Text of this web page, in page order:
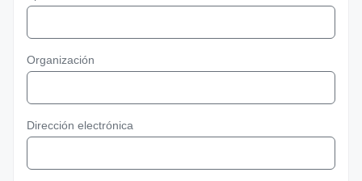
Organización
Dirección electrónica